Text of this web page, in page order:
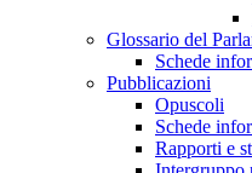
Glossario del
Schede
Pubblicazioni
Opuscoli
Schede
Rapporti e